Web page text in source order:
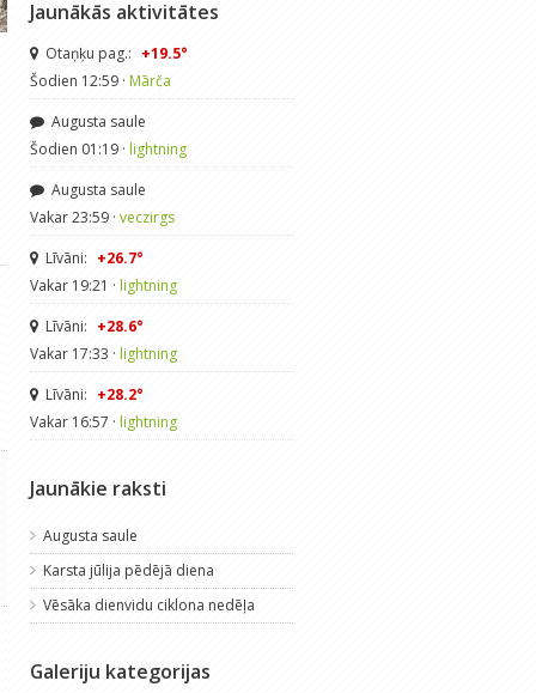
Marta sākuma sniegos.
Migla· Mar 3, 2018
Jaunākās aktivitātes
Otaņķu pag.: +19.5°
Šodien 12:59 · Mārča
Augusta saule
Šodien 01:19 · lightning
Augusta saule
Vakar 23:59 · veczirgs
Līvāni: +26.7°
Vakar 19:21 · lightning
Līvāni: +28.6°
Vakar 17:33 · lightning
Līvāni: +28.2°
Vakar 16:57 · lightning
Jaunākie raksti
Augusta saule
Karsta jūlija pēdējā diena
Vēsāka dienvidu ciklona nedēļa
Galeriju kategorijas